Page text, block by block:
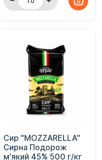
Сир "MOZZARELLA"
Сирна Подорож
м'який 45% 500 г/кг